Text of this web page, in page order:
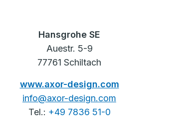
Hansgrohe SE
Auestr. 5-9
77761 Schiltach
www.axor-design.com
info@axor-design.com
Tel.: +49 7836 51-0